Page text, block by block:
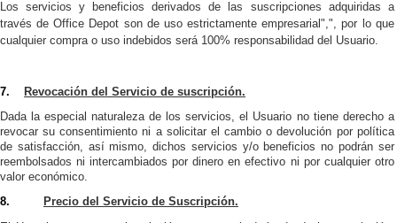
Los servicios y beneficios derivados de las suscripciones adquiridas a
través de Office Depot son de uso estrictamente empresarial",", por lo que
cualquier compra o uso indebidos será 100% responsabilidad del Usuario.
7.
Revocación del Servicio de suscripción.
Dada la especial naturaleza de los servicios, el Usuario no tiene derecho a
revocar su consentimiento ni a solicitar el cambio o devolución por política
de satisfacción, así mismo, dichos servicios y/o beneficios no podrán ser
reembolsados ni intercambiados por dinero en efectivo ni por cualquier otro
valor económico.
8.
Precio del Servicio de Suscripción.